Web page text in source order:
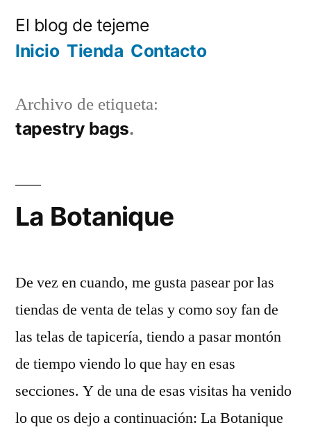
El blog de tejeme
Inicio Tienda Contacto
Archivo de etiqueta:
tapestry bags
La Botanique
De vez en cuando, me gusta pasear por las
tiendas de venta de telas y como soy fan de
las telas de tapicería, tiendo a pasar montón
de tiempo viendo lo que hay en esas
secciones. Y de una de esas visitas ha venido
lo que os dejo a continuación: La Botanique